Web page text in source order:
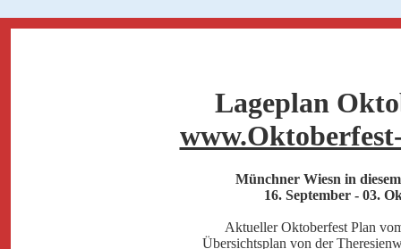
Lageplan
Münchner Wiesn in
16. September - 03.
Aktueller Oktoberfest Plan
Übersichtsplan von der